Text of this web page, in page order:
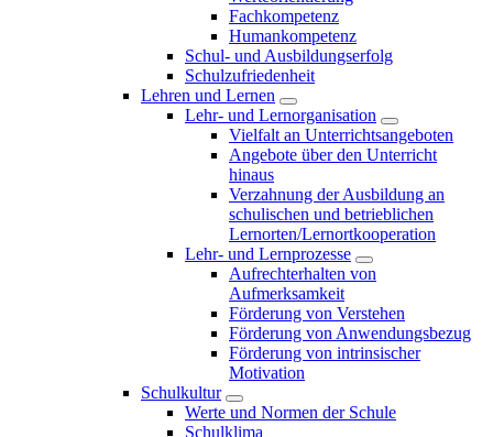
Fachkompetenz
Humankompetenz
Schul- und Ausbildungserfolg
Schulzufriedenheit
Lehren und Lernen
Lehr- und Lernorganisation
Vielfalt an Unterrichtsangeboten
Angebote über den Unterricht
hinaus
Verzahnung der Ausbildung an
schulischen und betrieblichen
Lernorten/Lernortkooperation
Lehr- und Lernprozesse
Aufrechterhalten von
Aufmerksamkeit
Förderung von Verstehen
Förderung von Anwendungsbezug
Förderung von intrinsischer
Motivation
Schulkultur
Werte und Normen der Schule
Schulklima